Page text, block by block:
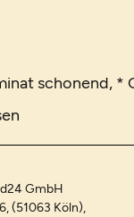
schonend, *
GmbH
(51063 Köln),